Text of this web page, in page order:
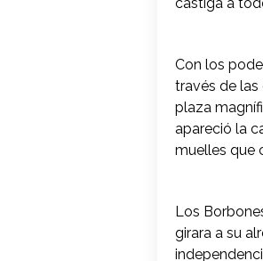
Con los
través de las
plaza
apareció la
muelles que
Los
girara a su